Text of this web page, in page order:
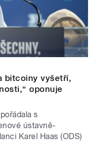
bitcoiny vyšetří,
oponuje
s
ústavně-
Karel Haas (ODS)